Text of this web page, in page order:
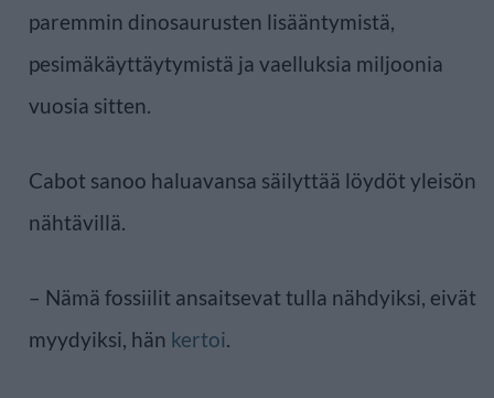
paremmin dinosaurusten lisääntymistä,
pesimäkäyttäytymistä ja vaelluksia miljoonia
vuosia sitten.
Cabot sanoo haluavansa säilyttää löydöt yleisön
nähtävillä.
– Nämä fossiilit ansaitsevat tulla nähdyiksi, eivät
myydyiksi, hän kertoi.